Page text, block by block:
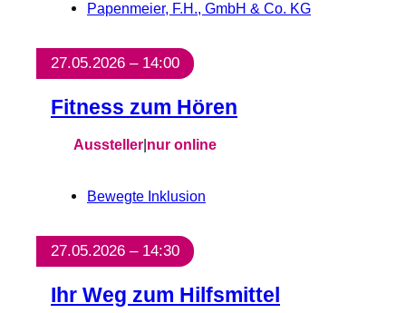
Papenmeier, F.H., GmbH & Co. KG
27.05.2026 – 14:00
Fitness zum Hören
Aussteller nur online
Bewegte Inklusion
27.05.2026 – 14:30
Ihr Weg zum Hilfsmittel